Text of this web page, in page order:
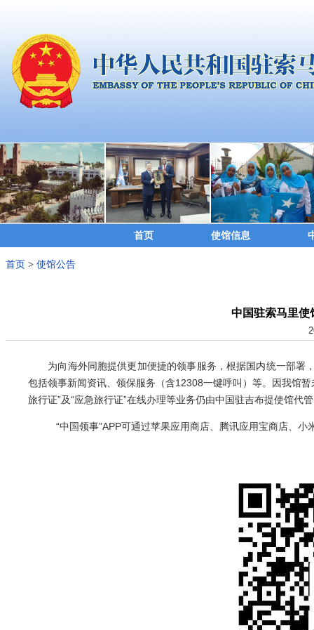
首页 使馆信息
首页 > 使馆公告
中国驻索马里使
为向海外同胞提供更加便捷的领事服务，根据国内统一部署
包括领事新闻资讯、领保服务（含12308一键呼叫）等。因我馆
旅行证”及“应急旅行证”在线办理等业务仍由中国驻吉布提使馆代
“中国领事”APP可通过苹果应用商店、腾讯应用宝商店、小